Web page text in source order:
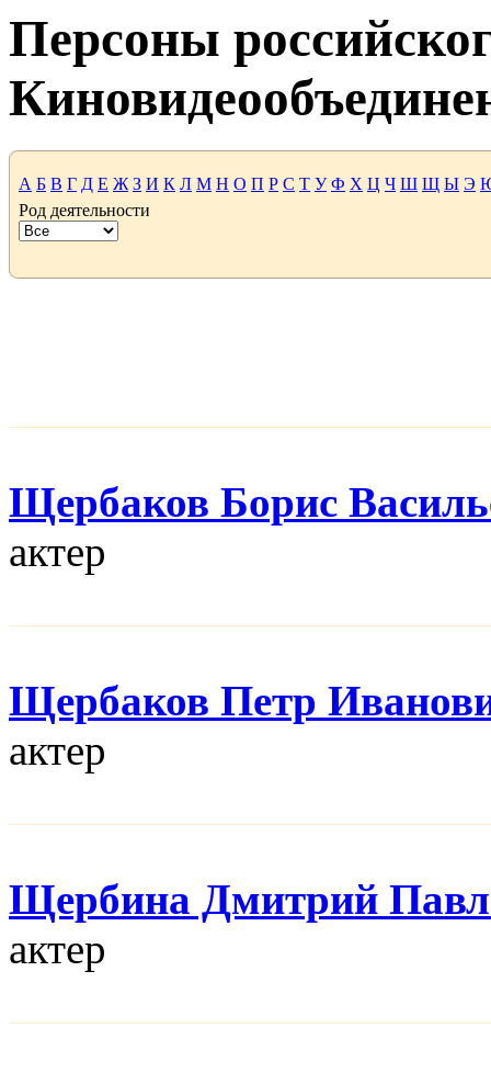
Персоны
А Б В Г Д Е Ж З И К Л М Н О П Р С Т У Ф Х Ц Ч Ш Щ Ы Э
Род деятельности
Щербаков Борис
актер
Щербаков Петр
актер
Щербина Дмитрий
актер